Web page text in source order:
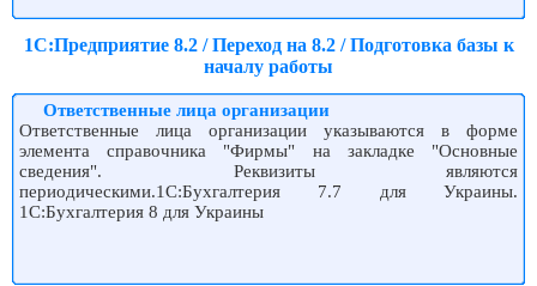
1С:Предприятие 8.2 / Переход на 8.2 / Подготовка базы к
началу работы
Ответственные лица организации
Ответственные лица организации указываются в форме
элемента справочника "Фирмы" на закладке "Основные
сведения". Реквизиты являются
периодическими.1С:Бухгалтерия 7.7 для Украины.
1С:Бухгалтерия 8 для Украины